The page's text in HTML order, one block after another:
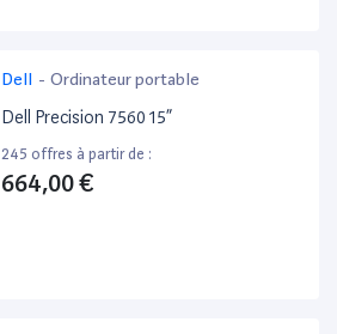
Dell - Ordinateur portable
Dell Precision 7560 15”
245 offres à partir de :
664,00 €